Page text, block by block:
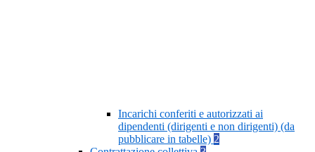
Incarichi conferiti e autorizzati ai
dipendenti (dirigenti e non dirigenti) (da
pubblicare in tabelle) 2